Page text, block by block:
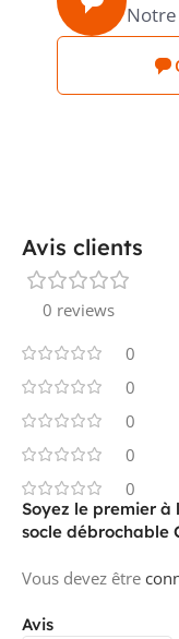
Avis clients
0 reviews
0
0
0
0
0
Avis
Soyez le premier à
socle débrochable
Vous devez être